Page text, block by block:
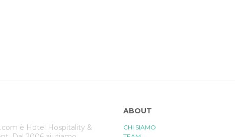
è Hotel Hospitality &
ABOUT
CHI SIAMO